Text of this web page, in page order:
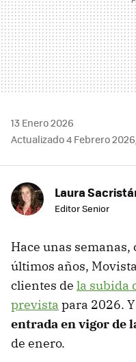
13 Enero 2026
Actualizado 4 Febrero 2026,
Laura
Editor Senior
Hace unas
últimos años,
clientes de la subida
prevista para 2026.
entrada en vigor de
de enero.